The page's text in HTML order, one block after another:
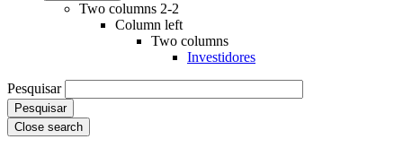
Two columns 2-2
Column left
Two columns
Investidores
Pesquisar
Close search